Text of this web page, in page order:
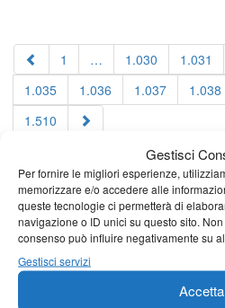
Gestisci
Per fornire le migliori esperienze,
memorizzare e/o accedere alle
queste tecnologie ci permetterà di
navigazione o ID unici su questo sito.
consenso può influire negativamente su
Gestisci servizi
Accetta
1 … 1.030 1.031
1.035
1.036 1.037 1.038
1.510